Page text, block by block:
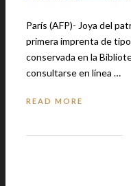
París (AFP)- Joya del
primera imprenta de
conservada en la
consultarse en línea …
READ MORE